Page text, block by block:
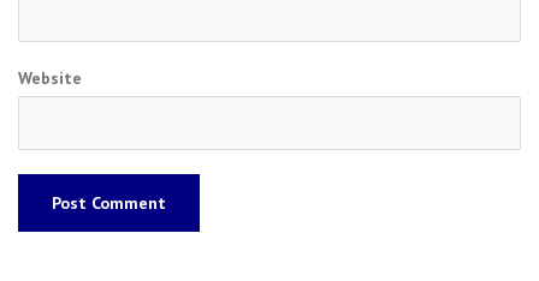
Website